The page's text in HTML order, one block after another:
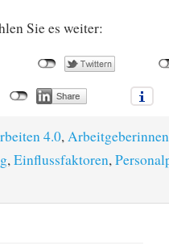
Sie es weiter:
4.0,Arbeitgeberinnen
,Einflussfaktoren,